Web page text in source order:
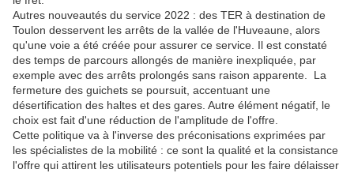
Autres nouveautés du service 2022 : des TER à destination de
Toulon desservent les arrêts de la vallée de l'Huveaune, alors
qu'une voie a été créée pour assurer ce service. Il est constaté
des temps de parcours allongés de manière inexpliquée, par
exemple avec des arrêts prolongés sans raison apparente. La
fermeture des guichets se poursuit, accentuant une
désertification des haltes et des gares. Autre élément négatif, le
choix est fait d'une réduction de l'amplitude de l'offre.
Cette politique va à l'inverse des préconisations exprimées par
les spécialistes de la mobilité : ce sont la qualité et la consistance
l'offre qui attirent les utilisateurs potentiels pour les faire délaisser